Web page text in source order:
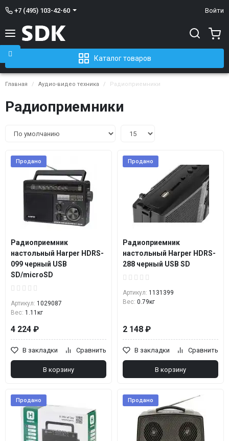
+7 (495) 103-42-60 Войти
Каталог товаров
Главная Аудио-видео техника Радиоприемники
Радиоприемники
Продано
Радиоприемник
настольный Harper HDRS-
099 черный USB
SD/microSD
Артикул: 1029087
Вес: 1.11кг
4 224 ₽
В закладки Сравнить
В корзину
Продано
Радиоприемник
настольный Harper HDRS-
288 черный USB SD
Артикул: 1131399
Вес: 0.79кг
2 148 ₽
В закладки Сравнить
В корзину
Продано Продано